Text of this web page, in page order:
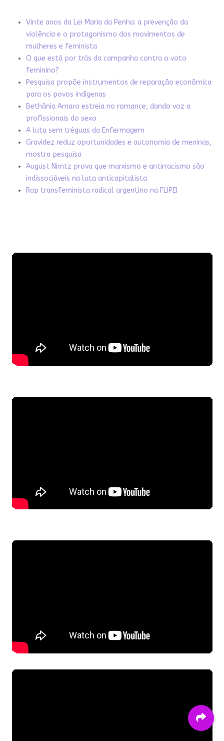
Vinte anos da Lei Maria da Penha: a prevenção da
violência e o protagonismo dos movimentos de
mulheres e feminista
O que está por trás da campanha contra o voto
feminino?
Pesquisa propõe instrumentos de reparação econômica
para os povos indígenas
Bethânia Amaro estreia no romance, dando voz a
profissionais do sexo
A luta sem tréguas da Enfermagem
Gravidez reduz oportunidades e autonomia de meninas,
mostra pesquisa
August Nimtz prova que marxismo e antirracismo são
indissociáveis na luta anticapitalista
Rap transfeminista radical argentino na FLIPEI